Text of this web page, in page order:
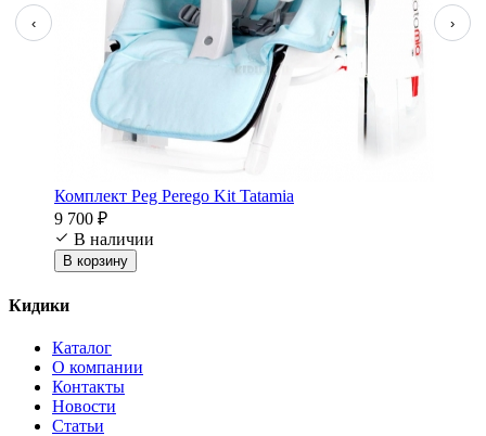
‹ ›
Комплект Peg Perego Kit Tatamia
9 700 ₽
В наличии
В корзину
Кидики
Каталог
О компании
Контакты
Новости
Статьи